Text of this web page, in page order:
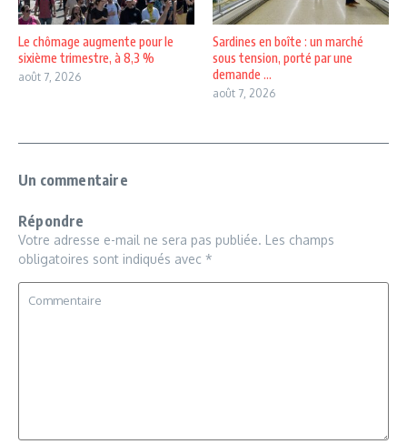
Le chômage augmente pour le
sixième trimestre, à 8,3 %
août 7, 2026
Sardines en boîte : un marché
sous tension, porté par une
demande ...
août 7, 2026
Un commentaire
Répondre
Votre adresse e-mail ne sera pas publiée. Les champs
obligatoires sont indiqués avec *